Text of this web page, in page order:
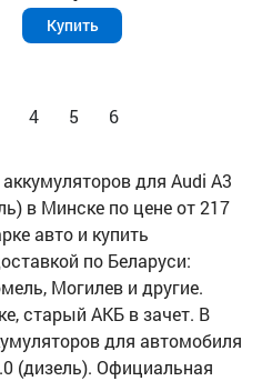
Купить
4 5 6
для Audi A3
в Минске по цене от 217
авто и купить
по Беларуси:
Могилев и другие.
старый АКБ в зачет. В
для автомобиля
(дизель). Официальная